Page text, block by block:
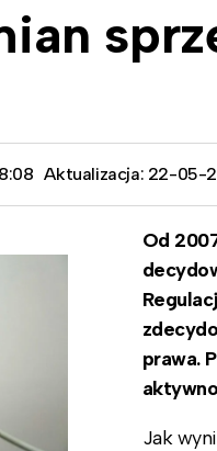
Aktualizacja: 22-05-
Od
prawa.
Jak